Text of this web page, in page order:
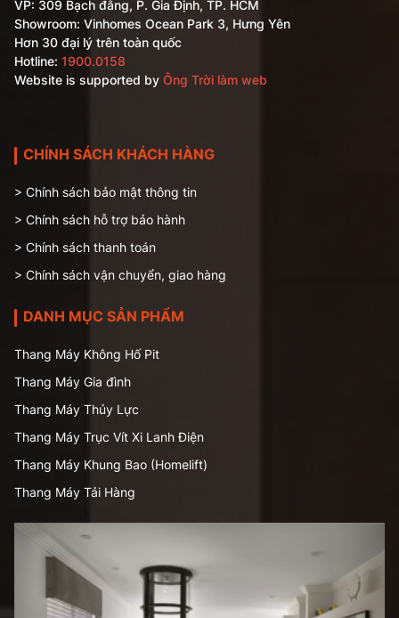
VP: 309 Bạch đằng, P. Gia Định, TP. HCM
Showroom: Vinhomes Ocean Park 3, Hưng Yên
Hơn 30 đại lý trên toàn quốc
Hotline: 1900.0158
Website is supported by Ông Trời làm web
CHÍNH SÁCH KHÁCH HÀNG
> Chính sách bảo mật thông tin
> Chính sách hỗ trợ bảo hành
> Chính sách thanh toán
> Chính sách vận chuyển, giao hàng
DANH MỤC SẢN PHẨM
Thang Máy Không Hố Pit
Thang Máy Gia đình
Thang Máy Thủy Lực
Thang Máy Trục Vít Xi Lanh Điện
Thang Máy Khung Bao (Homelift)
Thang Máy Tải Hàng